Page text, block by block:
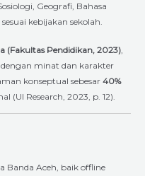
Geografi, Bahasa
kebijakan sekolah.
(Fakultas Pendidikan, 2023)
minat dan karakter
konseptual sebesar 40%
(UI Research, 2023, p. 12).
Banda Aceh, baik offline